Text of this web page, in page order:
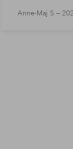
Anne-Maj S —